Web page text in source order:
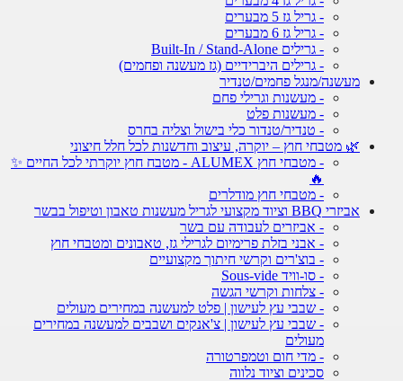
- גריל גז 5 מבערים
- גריל גז 6 מבערים
- גרילים Built-In / Stand-Alone
- גרילים היברידיים (גז מעשנה ופחמים)
מעשנה/מנגל פחמים/טנדיר
- מעשנות וגרילי פחם
- מעשנות פלט
- טנדיר/טנדור כלי בישול וצליה בחרס
🌿 מטבחי חוץ – יוקרה, עיצוב וחדשנות לכל חלל חיצוני
- מטבחי חוץ ALUMEX - מטבח חוץ יוקרתי לכל החיים ✨
- מטבחי חוץ מודלרים
אביזרי BBQ וציוד מקצועי לגריל מעשנות טאבון וטיפול בבשר
- אביזרים לעבודה עם בשר
- אבני בזלת פרימיום לגרילי גז, טאבונים ומטבחי חוץ
- בוצ'רים וקרשי חיתוך מקצועיים
- סו-וויד Sous-vide
- צלחות וקרשי הגשה
- שבבי עץ לעישון | פלט למעשנה במחירים מעולים
- שבבי עץ לעישון | צ'אנקים ושבבים למעשנה במחירים
מעולים
- מדי חום וטמפרטורה
סכינים וציוד נלווה